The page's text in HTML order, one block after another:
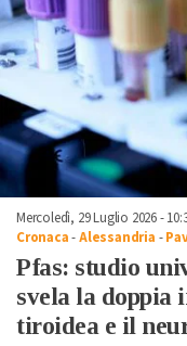
Mercoledì, 29 Luglio 2026 -
Cronaca-Alessandria -
Pfas: studio
svela la doppia
tiroidea e il